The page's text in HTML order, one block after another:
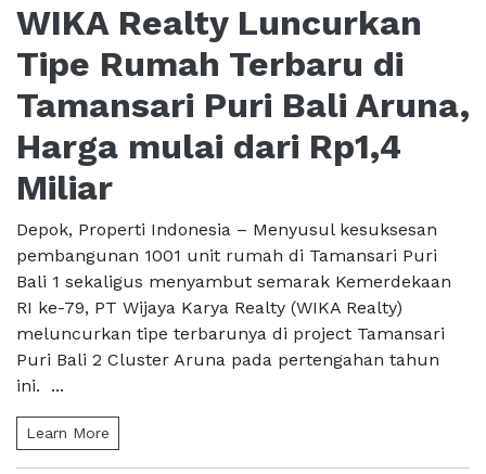
WIKA Realty Luncurkan
Tipe Rumah Terbaru di
Tamansari Puri Bali Aruna,
Harga mulai dari Rp1,4
Miliar
Depok, Properti Indonesia – Menyusul kesuksesan
pembangunan 1001 unit rumah di Tamansari Puri
Bali 1 sekaligus menyambut semarak Kemerdekaan
RI ke-79, PT Wijaya Karya Realty (WIKA Realty)
meluncurkan tipe terbarunya di project Tamansari
Puri Bali 2 Cluster Aruna pada pertengahan tahun
ini. ...
Learn More